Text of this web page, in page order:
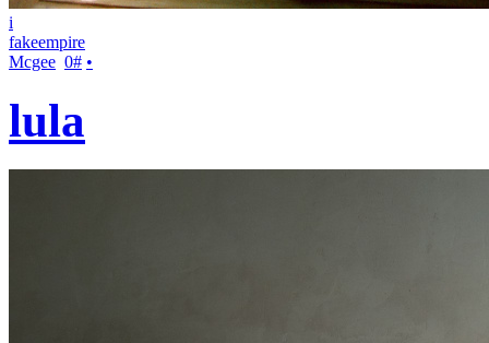
i
fakeempire
Mcgee 0# •
lula